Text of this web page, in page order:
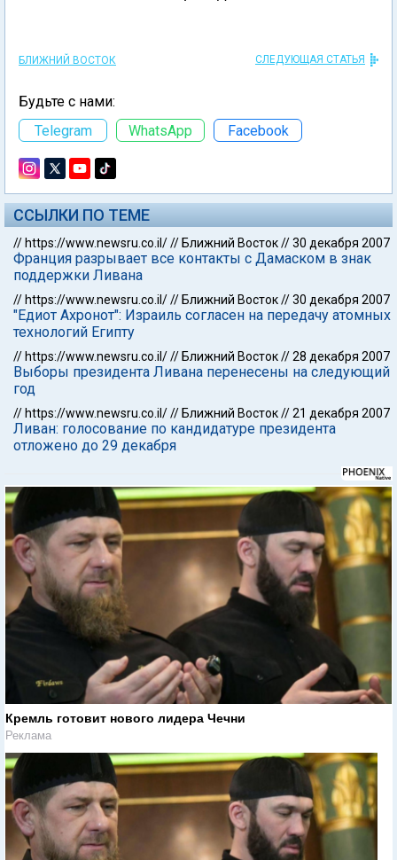
БЛИЖНИЙ ВОСТОК СЛЕДУЮЩАЯ СТАТЬЯ
Будьте с нами:
Telegram
WhatsApp Facebook
ССЫЛКИ ПО ТЕМЕ
// https://www.newsru.co.il/// Ближний Восток//30 декабря 2007
Франция разрывает все контакты с Дамаском в знак
поддержки Ливана
// https://www.newsru.co.il/// Ближний Восток//30 декабря 2007
"Едиот Ахронот": Израиль согласен на передачу атомных
технологий Египту
// https://www.newsru.co.il/// Ближний Восток//28 декабря 2007
Выборы президента Ливана перенесены на следующий
год
// https://www.newsru.co.il/// Ближний Восток//21 декабря 2007
Ливан: голосование по кандидатуре президента
отложено до 29 декабря
Кремль готовит нового лидера Чечни
Реклама